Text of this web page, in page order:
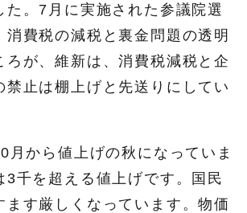
た。7月に実施された参議院選
消費税の減税と裏金問題の透明
ろが、維新は、消費税減税と企
禁止は棚上げと先送りにしてい
月から値上げの秋になっていま
3千を超える値上げです。国民
ます厳しくなっています。物価